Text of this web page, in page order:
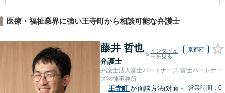
医療・福祉業界に強い王寺町から相談可能な弁護士
藤井 哲也
弁護士
インタビュ
ーを見る
京都府
弁護士法人富士パートナーズ 富士パートナー
ズ法律事務所
王寺町 か面談方法(対面・
営業時間：0